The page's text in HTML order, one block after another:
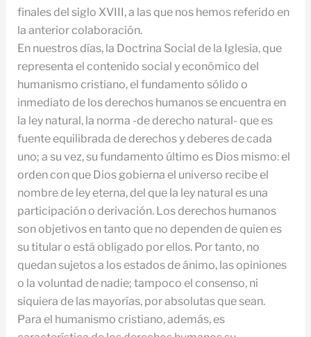
finales del siglo XVIII, a las que nos hemos referido en
la anterior colaboración.
En nuestros días, la Doctrina Social de la Iglesia, que
representa el contenido social y económico del
humanismo cristiano, el fundamento sólido o
inmediato de los derechos humanos se encuentra en
la ley natural, la norma -de derecho natural- que es
fuente equilibrada de derechos y deberes de cada
uno; a su vez, su fundamento último es Dios mismo: el
orden con que Dios gobierna el universo recibe el
nombre de ley eterna, del que la ley natural es una
participación o derivación. Los derechos humanos
son objetivos en tanto que no dependen de quien es
su titular o está obligado por ellos. Por tanto, no
quedan sujetos a los estados de ánimo, las opiniones
o la voluntad de nadie; tampoco el consenso, ni
siquiera de las mayorías, por absolutas que sean.
Para el humanismo cristiano, además, es